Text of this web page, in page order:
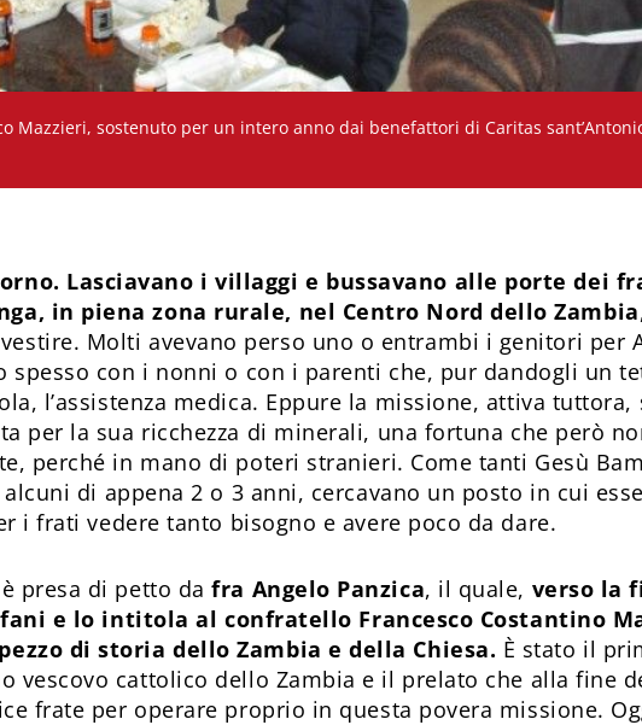
Mazzieri, sostenuto per un intero anno dai benefattori di Caritas
Lasciavano i villaggi e bussavano alle porte dei
in piena zona rurale, nel Centro Nord dello Zambia
Molti avevano perso uno o entrambi i genitori per
con i nonni o con i parenti che, pur dandogli un
l’assistenza medica. Eppure la missione, attiva tuttora,
per la sua ricchezza di minerali, una fortuna che però
perché in mano di poteri stranieri. Come tanti Gesù
di appena 2 o 3 anni, cercavano un posto in cui
i frati vedere tanto bisogno e avere poco da dare.
presa di petto dafra Angelo Panzica, il quale, verso la
e lo intitola al confratello Francesco Costantino
di storia dello Zambia e della Chiesa. È stato il
vescovo cattolico dello Zambia e il prelato che alla fine
frate per operare proprio in questa povera missione.